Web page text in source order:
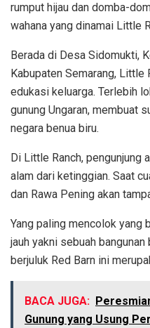
rumput hijau dan domba-
wahana yang dinamai Little
Berada di Desa Sidomukti,
Kabupaten Semarang,
edukasi keluarga. Terlebih
gunung Ungaran, membuat
negara benua biru.
Di Little Ranch, pengunjung
alam dari ketinggian. Saat
dan Rawa Pening akan
Yang paling mencolok yang
jauh yakni sebuah
berjuluk Red Barn ini
BACA JUGA:
Gunung yang Usung